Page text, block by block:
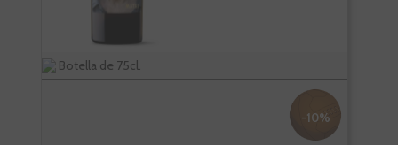
Botella de 75cl.
-10%